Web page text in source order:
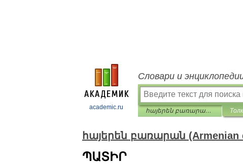
academic.ru
Словари и
հայերեն բառարան (Armenian dictionary)
հայերեն բառարան (Armenian
ՊԱՏԻՐ